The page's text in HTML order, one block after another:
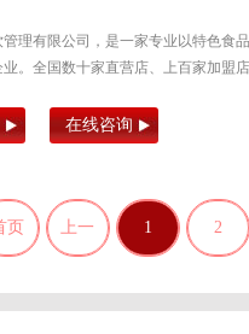
管理有限公司，是一家专业以特色食
。全国数十家直营店、上百家加盟
在线咨询
页 上一 1 2